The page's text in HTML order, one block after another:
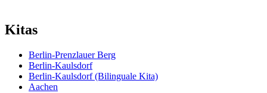
Kitas
Berlin-Prenzlauer Berg
Berlin-Kaulsdorf
Berlin-Kaulsdorf (Bilinguale Kita)
Aachen